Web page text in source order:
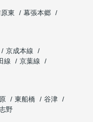
東
幕張本郷
京成本線
線
京葉線
東船橋
谷津
野